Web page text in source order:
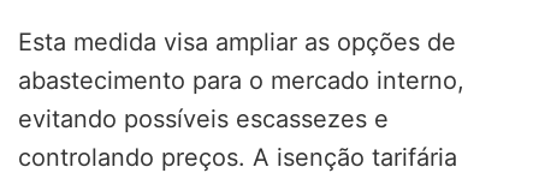
Esta medida visa ampliar as opções de
abastecimento para o mercado interno,
evitando possíveis escassezes e
controlando preços. A isenção tarifária